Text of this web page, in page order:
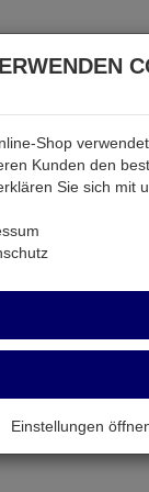
& Akkus
Shop
Kunden den
Sie sich mit
Einstellungen